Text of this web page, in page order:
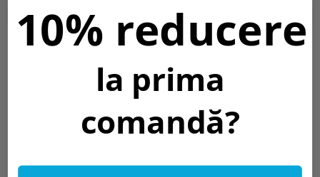
-2 culori disponibile: alb si negru.
Daca doriti sa instalati incastrat aceasta lampa de urgenta puteti
Daca doriti sa instalati incastrat aceasta lampa de urgenta puteti
rama de instalare incastrata neagra Intelight 92820
Temperatura culoare [K]:: 4000K
Informatii conformitate produs
10% reducere
la prima
comandă?